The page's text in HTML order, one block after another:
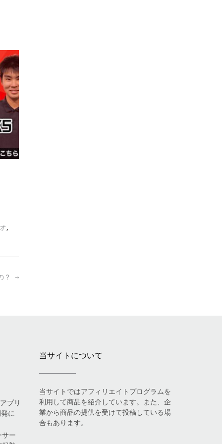
,
？→
プリ
に
サー
当サイトについて
当サイトではアフィリエイトプログラムを
利用して商品を紹介しています。また、企
業から商品の提供を受けて投稿している場
合もあります。